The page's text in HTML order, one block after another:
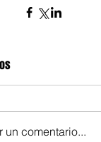
un comentario...